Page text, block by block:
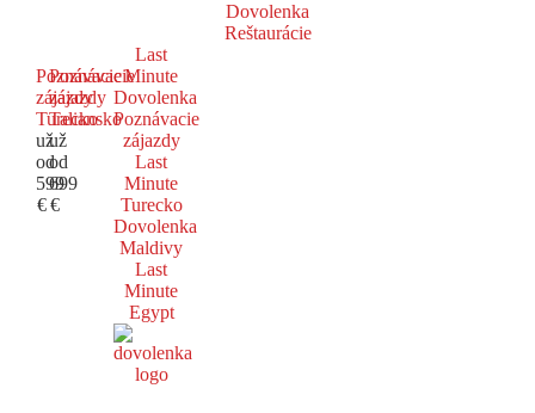
Dovolenka
Reštaurácie
Poznávacie
zájazdy
Turecko
už
od
599
€
Poznávacie
zájazdy
Taliansko
už
od
699
€
Last
Minute
Dovolenka
Poznávacie
zájazdy
Last
Minute
Turecko
Dovolenka
Maldivy
Last
Minute
Egypt